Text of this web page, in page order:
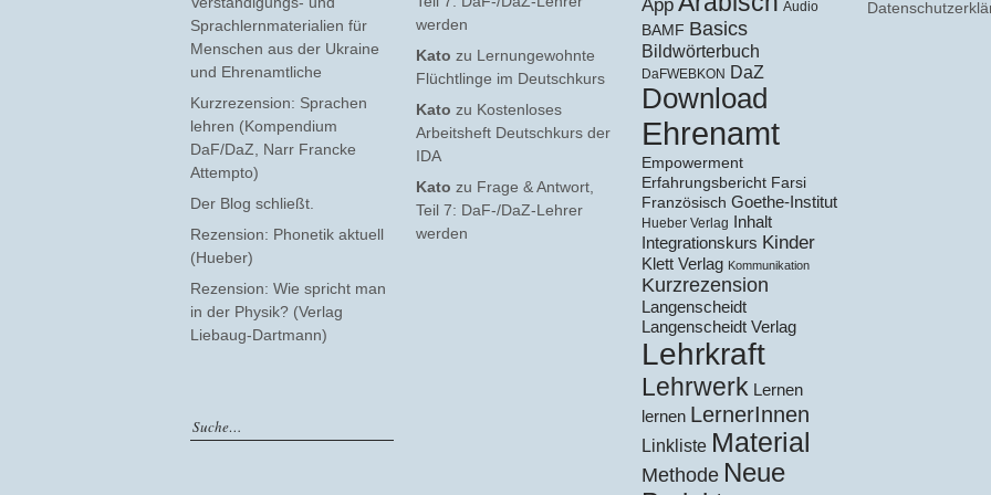
Sprachlernmaterialien für
Menschen aus der Ukraine
und Ehrenamtliche
Kurzrezension: Sprachen
lehren (Kompendium
DaF/DaZ, Narr Francke
Attempto)
Der Blog schließt.
Rezension: Phonetik aktuell
(Hueber)
Rezension: Wie spricht man
in der Physik? (Verlag
Liebaug-Dartmann)
werden
Kato zu Lernungewohnte
Flüchtlinge im Deutschkurs
Kato zu Kostenloses
Arbeitsheft Deutschkurs der
IDA
Kato zu Frage & Antwort,
Teil 7: DaF-/DaZ-Lehrer
werden
App Audio
BAMF Basics
Bildwörterbuch
DaFWEBKON DaZ
Download
Ehrenamt
Empowerment
Erfahrungsbericht Farsi
Französisch Goethe-Institut
Hueber Verlag
Inhalt
Integrationskurs Kinder
Klett Verlag Kommunikation
Kurzrezension
Langenscheidt
Langenscheidt Verlag
Lehrkraft
Lehrwerk Lernen
lernen LernerInnen
Linkliste Material
Methode Neue